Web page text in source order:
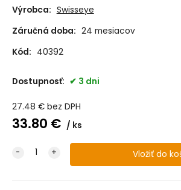
Výrobca: Swisseye
Záručná doba: 24 mesiacov
Kód: 40392
Dostupnosť: 3 dni
27.48 € bez DPH
33.80 € ks